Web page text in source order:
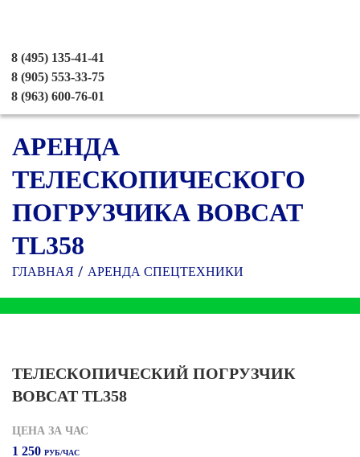
8 (495) 135-41-41
8 (905) 553-33-75
8 (963) 600-76-01
АРЕНДА
ТЕЛЕСКОПИЧЕСКОГО
ПОГРУЗЧИКА BOBCAT
TL358
ГЛАВНАЯ АРЕНДА СПЕЦТЕХНИКИ
ТЕЛЕСКОПИЧЕСКИЙ ПОГРУЗЧИК
BOBCAT TL358
ЦЕНА ЗА ЧАС
1 250 РУБ/ЧАС